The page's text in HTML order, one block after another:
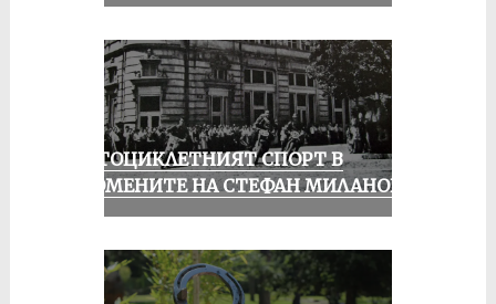
МОТОЦИКЛЕТНИЯТ СПОРТ В
СПОМЕНИТЕ НА СТЕФАН МИЛАНОВ